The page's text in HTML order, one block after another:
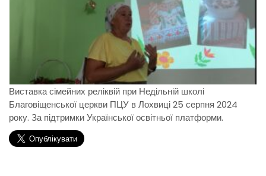
Виставка сімейних реліквій при Недільній школі
Благовіщенської церкви ПЦУ в Лохвиці 25 серпня 2024
року. За підтримки Української освітньої платформи.